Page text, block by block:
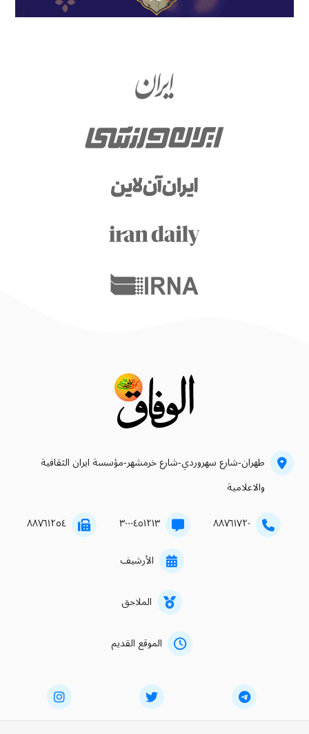
طهران-شارع سهروردي-شارع خرمشهر-مؤسسة ايران الثقافية
والاعلامية
۸۸۷٦۱۷۲۰ ۳۰۰۰٤٥۱۲۱۳ ۸۸۷٦۱۲٥٤
الأرشيف
الملاحق
الموقع القديم